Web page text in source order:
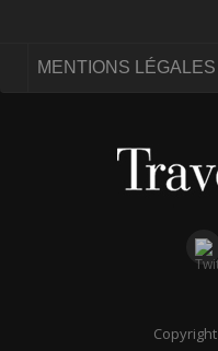
MENTIONS LÉGALES